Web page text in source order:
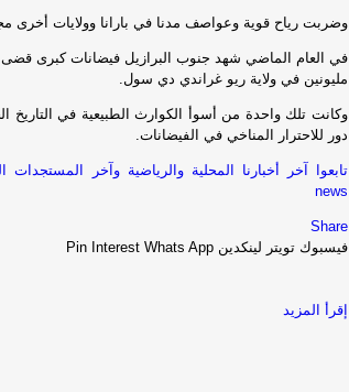
وضربت رياح قوية وعواصف مدنا في بارانا وولايات أخرى
في العام الماضي شهد جنوب البرازيل فيضانات كبرى
مليونين في ولاية ريو غراندي دي سول.
وكانت تلك واحدة من أسوأ الكوارث الطبيعية في التاريخ
دور للاحترار المناخي في الفيضانات.
news
Share
فيسبوك تويتر لينكدين Pin Interest Whats App
إقرأ المزيد